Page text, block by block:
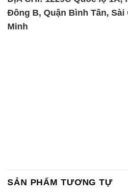
Đông B, Quận Bình Tân, Sài
Minh
SẢN PHẨM TƯƠNG TỰ